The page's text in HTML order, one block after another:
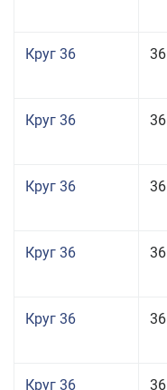
Круг 36 36
Круг 36 36
Круг 36 36
Круг 36 36
Круг 36 36
Круг 36 36